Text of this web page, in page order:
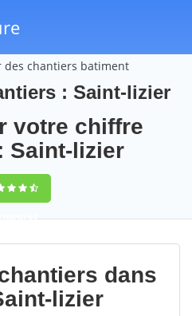
des chantiers batiment
: Saint-lizier
votre chiffre
Saint-lizier
63
votes
dans
lizier